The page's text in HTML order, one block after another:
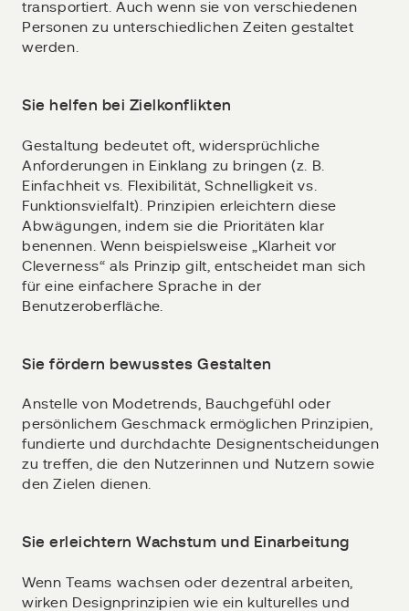
transportiert. Auch wenn sie von verschiedenen
Personen zu unterschiedlichen Zeiten gestaltet
werden.
Sie helfen bei Zielkonflikten
Gestaltung bedeutet oft, widersprüchliche
Anforderungen in Einklang zu bringen (z. B.
Einfachheit vs. Flexibilität, Schnelligkeit vs.
Funktionsvielfalt). Prinzipien erleichtern diese
Abwägungen, indem sie die Prioritäten klar
benennen. Wenn beispielsweise „Klarheit vor
Cleverness“ als Prinzip gilt, entscheidet man sich
für eine einfachere Sprache in der
Benutzeroberfläche.
Sie fördern bewusstes Gestalten
Anstelle von Modetrends, Bauchgefühl oder
persönlichem Geschmack ermöglichen Prinzipien,
fundierte und durchdachte Designentscheidungen
zu treffen, die den Nutzerinnen und Nutzern sowie
den Zielen dienen.
Sie erleichtern Wachstum und Einarbeitung
Wenn Teams wachsen oder dezentral arbeiten,
wirken Designprinzipien wie ein kulturelles und